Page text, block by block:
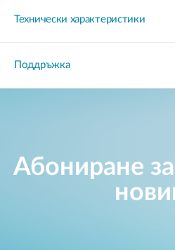
Технически характеристики
Поддръжка
Абониране